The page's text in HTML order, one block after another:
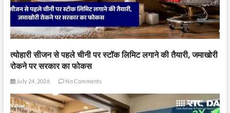
त्योहारी सीजन से पहले चीनी पर स्टॉक लिमिट लगाने की तैयारी, जमाखोरी
रोकने पर सरकार का फोकस
July 24, 2026 No Comments